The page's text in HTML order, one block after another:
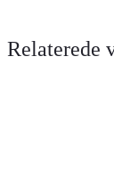
Relaterede